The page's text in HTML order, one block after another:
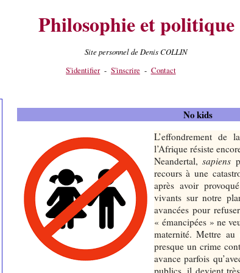
Philosophie et politique
Site personnel de Denis COLLIN
S'identifier - S'inscrire - Contact
No kids
L’effondrement de
l’Afrique résiste
Neandertal,sapiens
recours à une
après avoir
vivants sur notre
avancées pour
« émancipées » ne
maternité. Mettre au
presque un crime
avance parfois
publics, il devient